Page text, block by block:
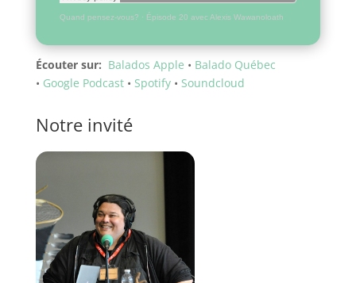
Quand pensez-vous? · Épisode 20 avec Alexis Wawanoloath
Écouter sur: Balados Apple • Balado Québec
• Google Podcast• Spotify• Soundcloud
Notre invité